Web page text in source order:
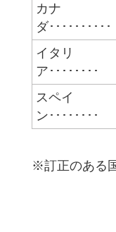
カナ
ダ･･････････
イタリ
ア････････
スペイ
ン････････
※訂正のある